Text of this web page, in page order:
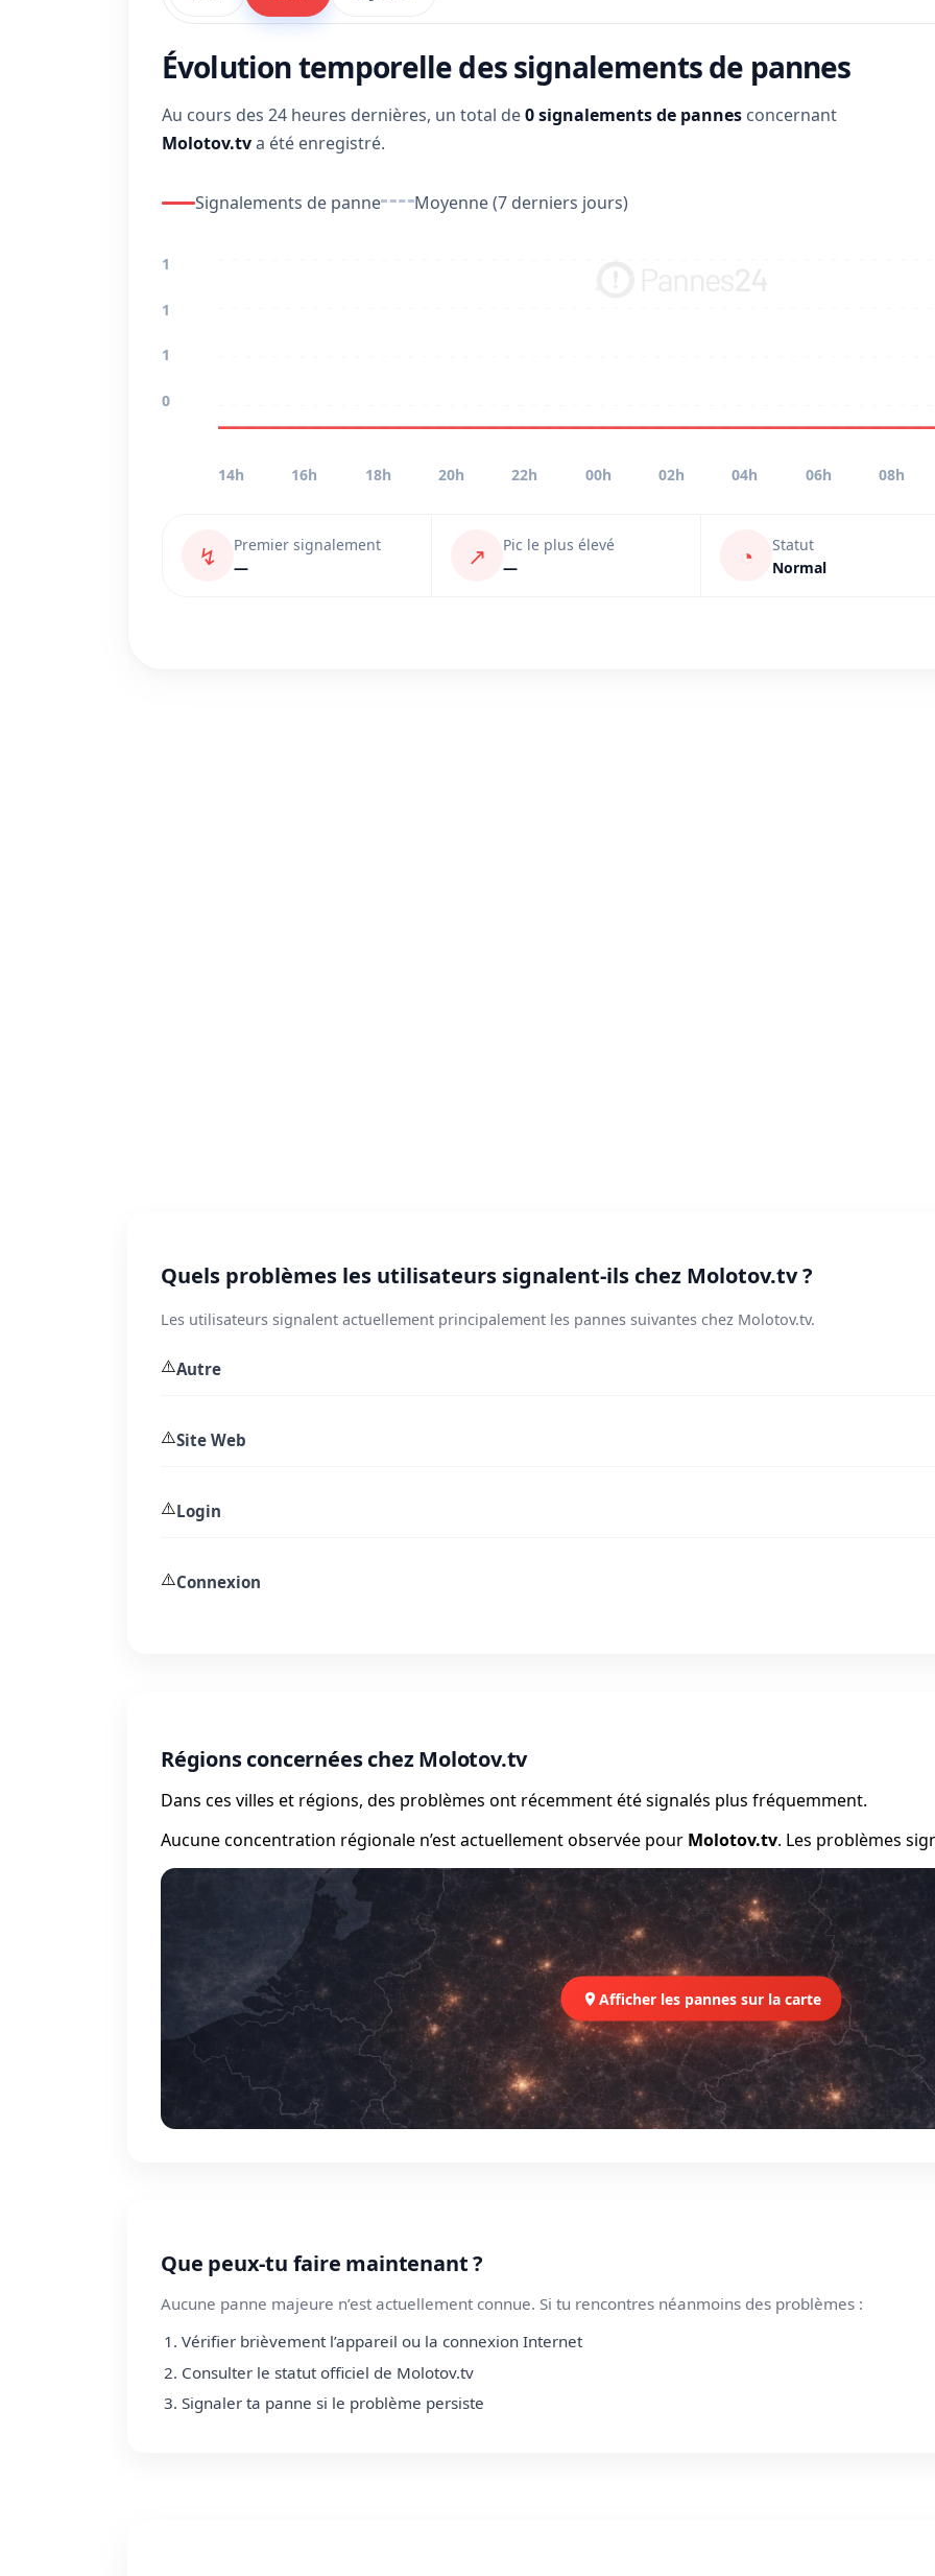
Évolution temporelle des signalements de pannes
Au cours des 24 heures dernières, un total de0 signalements de pannes concernant
Molotov.tva été enregistré.
Signalements de panne Moyenne (7 derniers jours)
1
1
1
0
14h 16h 18h 20h 22h 00h 02h 04h 06h 08h
↯
Premier signalement
—
↗
Pic le plus élevé
—
◔
Statut
Normal
Quels problèmes les utilisateurs signalent-ils chez Molotov.tv ?
Les utilisateurs signalent actuellement principalement les pannes suivantes chez Molotov.tv.
⚠️Autre
⚠️Site Web
⚠️Login
⚠️Connexion
Régions concernées chez Molotov.tv
Dans ces villes et régions, des problèmes ont récemment été signalés plus fréquemment.
Aucune concentration régionale n’est actuellement observée pour Molotov.tv. Les problèmes
Afficher les pannes sur la carte
Que peux-tu faire maintenant ?
Aucune panne majeure n’est actuellement connue. Si tu rencontres néanmoins des problèmes :
Vérifier brièvement l’appareil ou la connexion Internet
Consulter le statut officiel de Molotov.tv
Signaler ta panne si le problème persiste